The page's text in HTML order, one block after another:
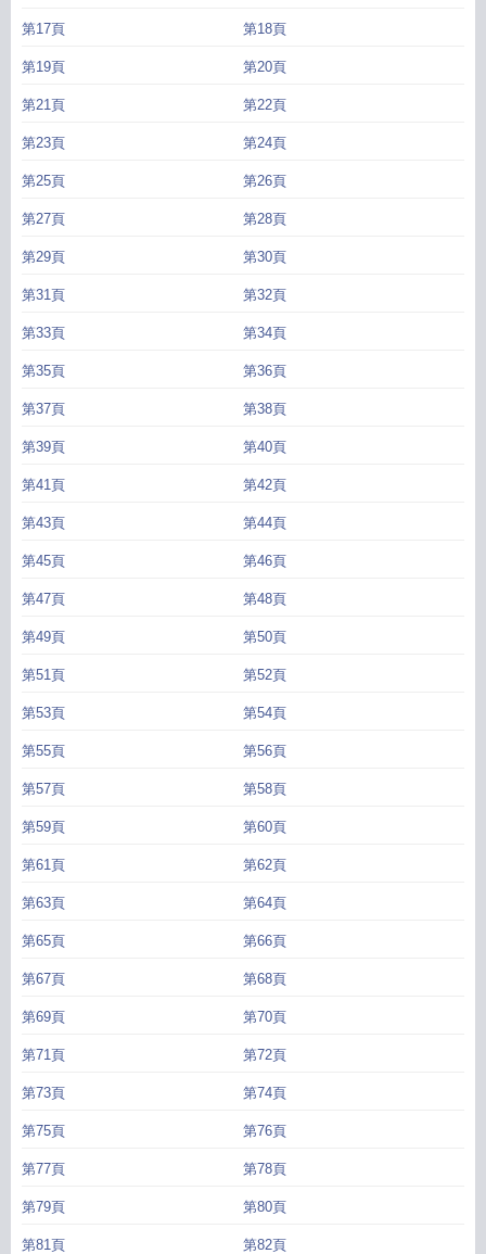
第17頁 第18頁
第19頁 第20頁
第21頁 第22頁
第23頁 第24頁
第25頁 第26頁
第27頁 第28頁
第29頁 第30頁
第31頁 第32頁
第33頁 第34頁
第35頁 第36頁
第37頁 第38頁
第39頁 第40頁
第41頁 第42頁
第43頁 第44頁
第45頁 第46頁
第47頁 第48頁
第49頁 第50頁
第51頁 第52頁
第53頁 第54頁
第55頁 第56頁
第57頁 第58頁
第59頁 第60頁
第61頁 第62頁
第63頁 第64頁
第65頁 第66頁
第67頁 第68頁
第69頁 第70頁
第71頁 第72頁
第73頁 第74頁
第75頁 第76頁
第77頁 第78頁
第79頁 第80頁
第81頁 第82頁